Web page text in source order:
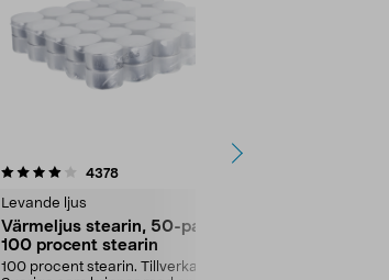
4378recensioner
Levande ljus
Värmeljus stearin, 50-pack,
100 procent stearin
100 procent stearin. Tillverkade i
4.5av 5 stjärnor